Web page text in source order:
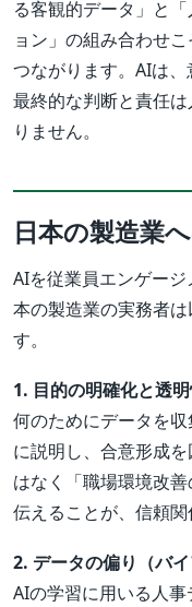
る客観的データ」と
ョン」の組み合わせ
つながります。AIは、
最終的な判断と責任
りません。
日本の製造業
AIを従業員エンゲー
本の製造業の実務者
す。
1. 目的の明確化と透
何のためにデータを
に説明し、合意形成
はなく「職場環境改
伝えることが、信頼関
2. データの偏り（バ
AIの学習に用いる人